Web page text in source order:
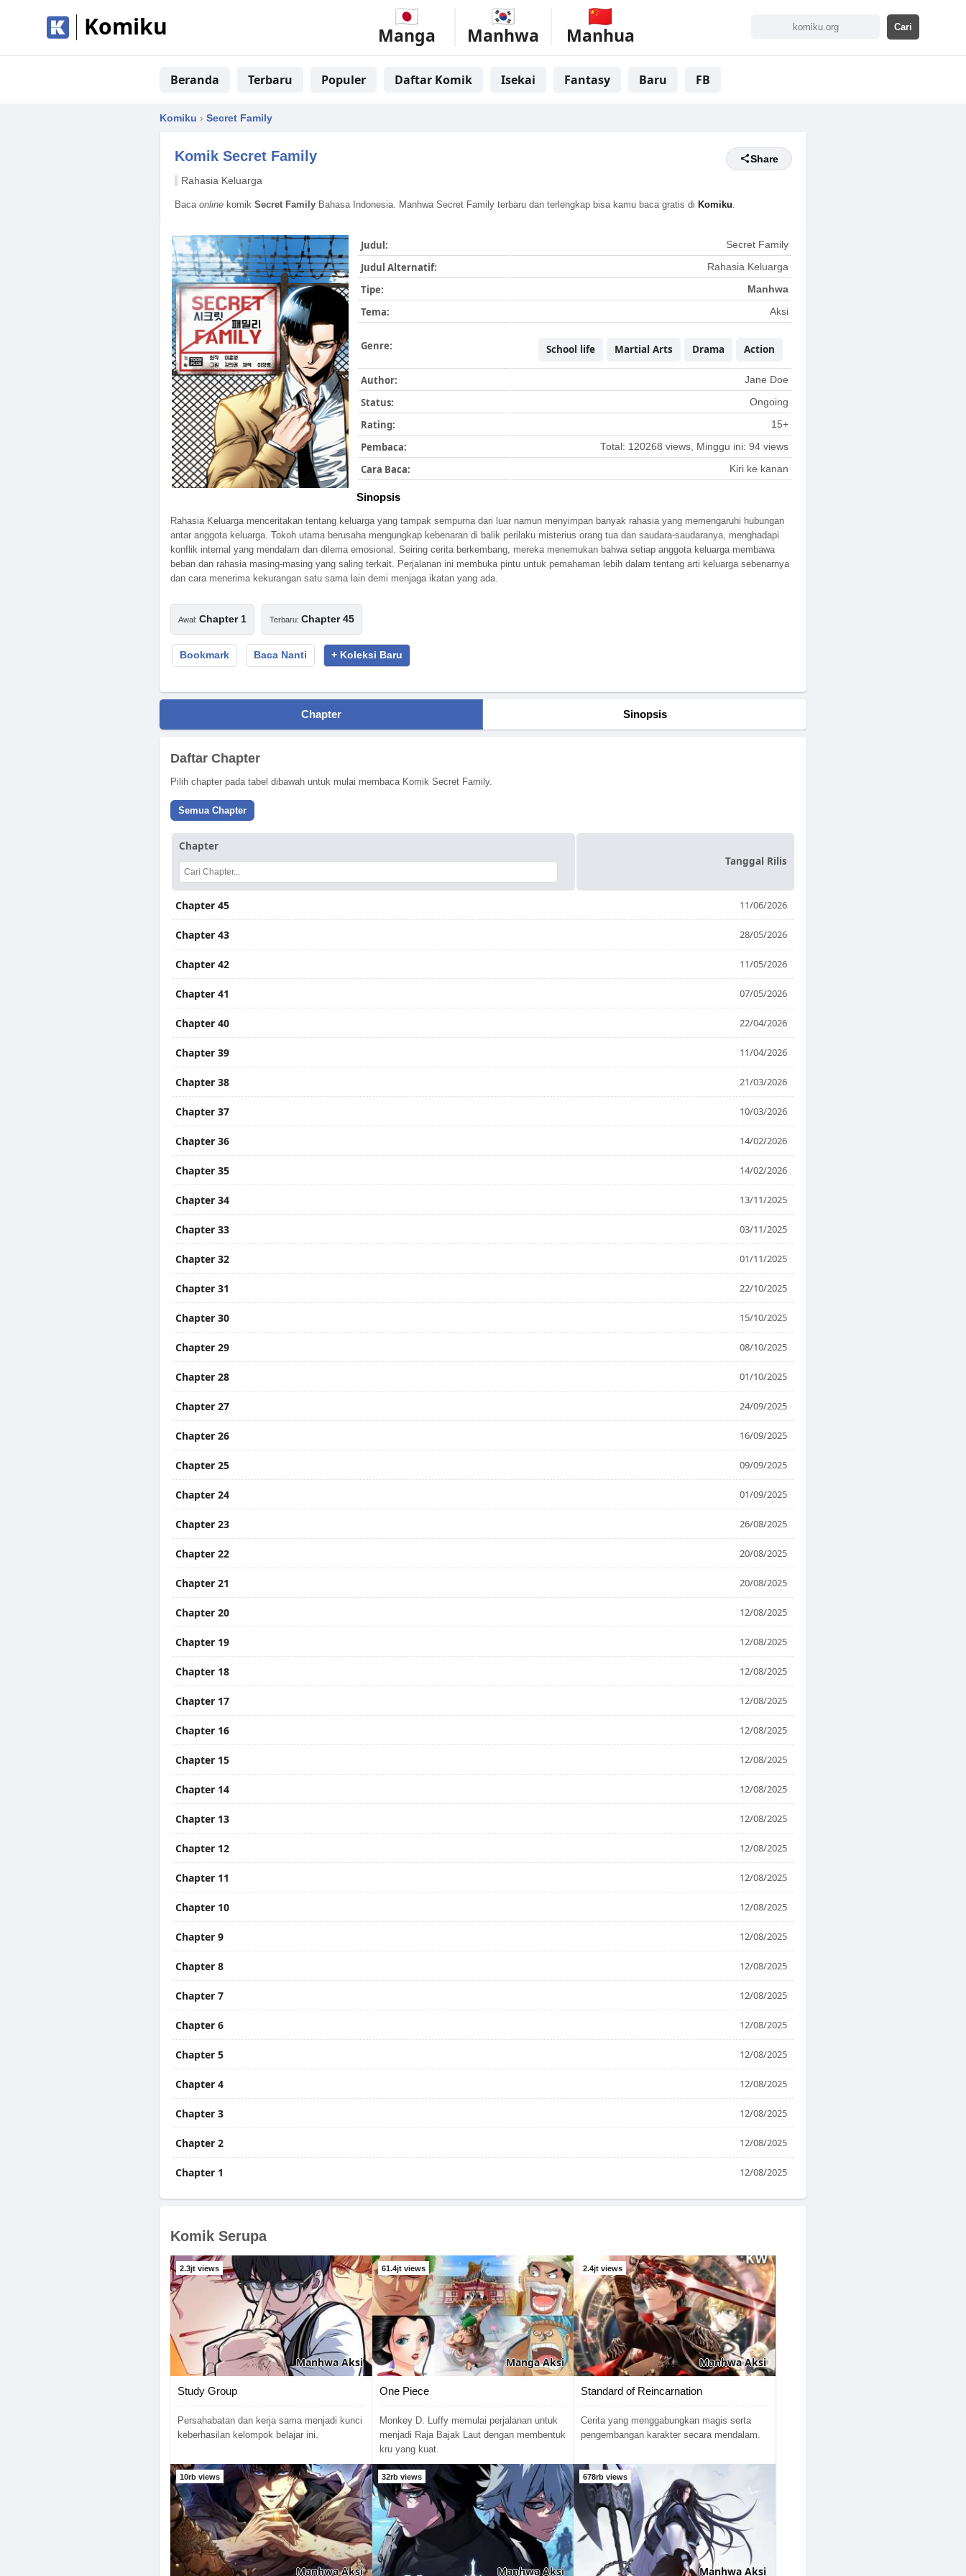
Komiku Manga Manhwa Manhua
Beranda Terbaru Populer Daftar Komik Isekai Fantasy Baru FB
Komiku › Secret Family
Komik Secret Family Share
Rahasia Keluarga
Baca onlinekomik Secret FamilyBahasa Indonesia. Manhwa Secret Family terbaru dan terlengkap bisa kamu baca gratis di Komiku.
Judul: Secret Family
Judul Alternatif: Rahasia Keluarga
Tipe: Manhwa
Tema: Aksi
Genre: Action
Drama
Martial Arts
School life
Author: Jane Doe
Status: Ongoing
Rating: 15+
Pembaca: Total: 120268 views, Minggu ini: 94 views
Cara Baca: Kiri ke kanan
Sinopsis
Rahasia Keluarga menceritakan tentang keluarga yang tampak sempurna dari luar namun menyimpan banyak rahasia yang memengaruhi hubungan
antar anggota keluarga. Tokoh utama berusaha mengungkap kebenaran di balik perilaku misterius orang tua dan saudara-saudaranya, menghadapi
konflik internal yang mendalam dan dilema emosional. Seiring cerita berkembang, mereka menemukan bahwa setiap anggota keluarga membawa
beban dan rahasia masing-masing yang saling terkait. Perjalanan ini membuka pintu untuk pemahaman lebih dalam tentang arti keluarga sebenarnya
dan cara menerima kekurangan satu sama lain demi menjaga ikatan yang ada.
Awal: Chapter 1 Terbaru: Chapter 45
Bookmark Baca Nanti + Koleksi Baru
Chapter Sinopsis
Daftar Chapter
Pilih chapter pada tabel dibawah untuk mulai membaca Komik Secret Family.
Semua Chapter
Chapter
Tanggal Rilis
Chapter 45 11/06/2026
Chapter 43 28/05/2026
Chapter 42 11/05/2026
Chapter 41 07/05/2026
Chapter 40 22/04/2026
Chapter 39 11/04/2026
Chapter 38 21/03/2026
Chapter 37 10/03/2026
Chapter 36 14/02/2026
Chapter 35 14/02/2026
Chapter 34 13/11/2025
Chapter 33 03/11/2025
Chapter 32 01/11/2025
Chapter 31 22/10/2025
Chapter 30 15/10/2025
Chapter 29 08/10/2025
Chapter 28 01/10/2025
Chapter 27 24/09/2025
Chapter 26 16/09/2025
Chapter 25 09/09/2025
Chapter 24 01/09/2025
Chapter 23 26/08/2025
Chapter 22 20/08/2025
Chapter 21 20/08/2025
Chapter 20 12/08/2025
Chapter 19 12/08/2025
Chapter 18 12/08/2025
Chapter 17 12/08/2025
Chapter 16 12/08/2025
Chapter 15 12/08/2025
Chapter 14 12/08/2025
Chapter 13 12/08/2025
Chapter 12 12/08/2025
Chapter 11 12/08/2025
Chapter 10 12/08/2025
Chapter 9 12/08/2025
Chapter 8 12/08/2025
Chapter 7 12/08/2025
Chapter 6 12/08/2025
Chapter 5 12/08/2025
Chapter 4 12/08/2025
Chapter 3 12/08/2025
Chapter 2 12/08/2025
Chapter 1 12/08/2025
Komik Serupa
2.3jt views
ManhwaAksi
Study Group
Persahabatan dan kerja sama menjadi kunci
keberhasilan kelompok belajar ini.
61.4jt views
MangaAksi
One Piece
Monkey D. Luffy memulai perjalanan untuk
menjadi Raja Bajak Laut dengan membentuk
kru yang kuat.
2.4jt views
ManhwaAksi
Standard of Reincarnation
Cerita yang menggabungkan magis serta
pengembangan karakter secara mendalam.
10rb views
ManhwaAksi
32rb views
ManhwaAksi
678rb views
ManhwaAksi